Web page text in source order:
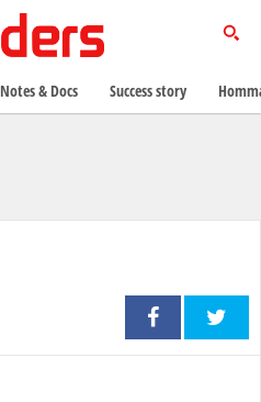
Notes & Docs Success story